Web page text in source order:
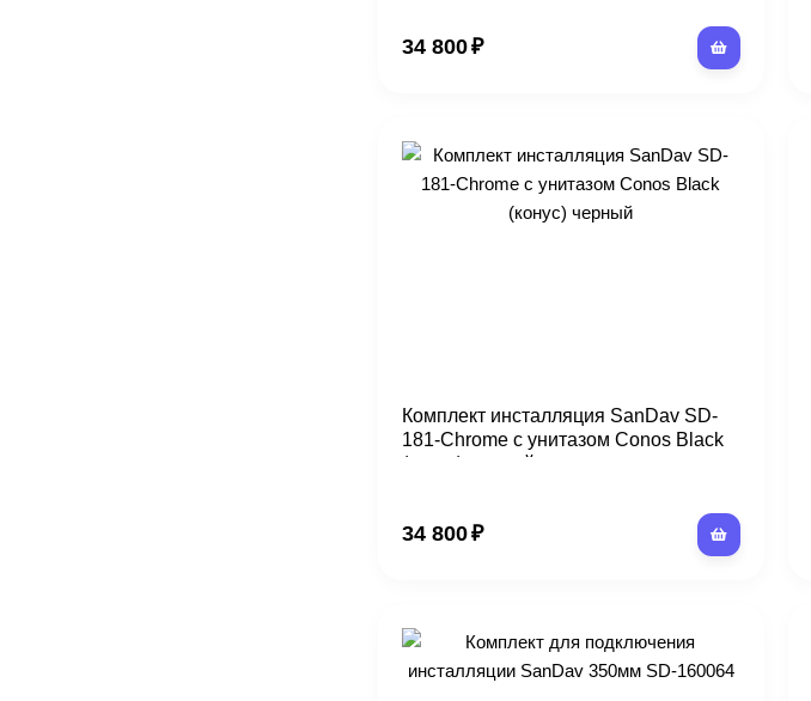
34 800₽
Комплект инсталляция SanDav SD-
181-Chrome с унитазом Conos Black
(конус) черный
34 800₽